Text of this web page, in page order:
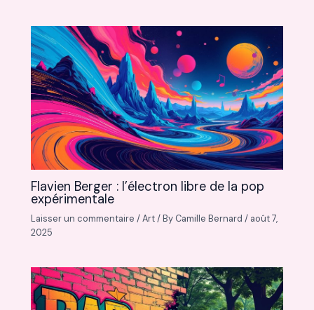
Flavien Berger : l’électron libre de la pop
expérimentale
Laisser un commentaire /Art/ By Camille Bernard/ août 7,
2025